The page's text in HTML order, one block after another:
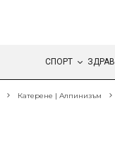
СПОРТ
Катерене | Алпинизъм